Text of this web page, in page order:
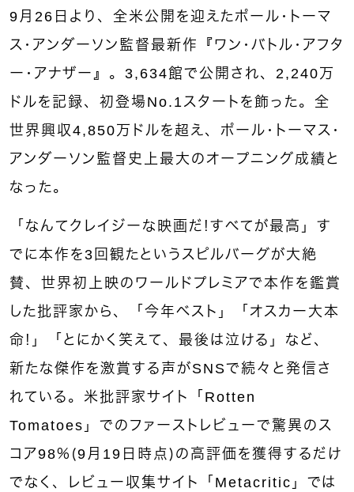
9月26日より、全米公開を迎えたポール・トーマ
ス・アンダーソン監督最新作『ワン・バトル・アフタ
ー・アナザー』。3,634館で公開され、2,240万
ドルを記録、初登場No.1スタートを飾った。全
世界興収4,850万ドルを超え、ポール・トーマス・
アンダーソン監督史上最大のオープニング成績と
なった。
「なんてクレイジーな映画だ！すべてが最高」す
でに本作を3回観たというスピルバーグが大絶
賛、世界初上映のワールドプレミアで本作を鑑賞
した批評家から、「今年ベスト」「オスカー大本
命！」「とにかく笑えて、最後は泣ける」など、
新たな傑作を激賞する声がSNSで続々と発信さ
れている。米批評家サイト「Rotten
Tomatoes」でのファーストレビューで驚異のス
コア98％（9月19日時点）の高評価を獲得するだけ
でなく、レビュー収集サイト「Metacritic」では